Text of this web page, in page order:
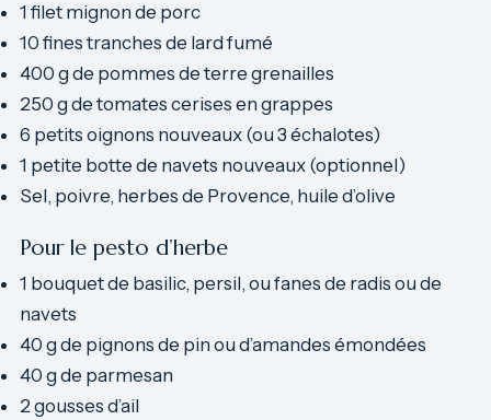
1 filet mignon de porc
10 fines tranches de lard fumé
400 g de pommes de terre grenailles
250 g de tomates cerises en grappes
6 petits oignons nouveaux (ou 3 échalotes)
1 petite botte de navets nouveaux (optionnel)
Sel, poivre, herbes de Provence, huile d’olive
Pour le pesto d’herbe
1 bouquet de basilic, persil, ou fanes de radis ou de
navets
40 g de pignons de pin ou d’amandes émondées
40 g de parmesan
2 gousses d’ail